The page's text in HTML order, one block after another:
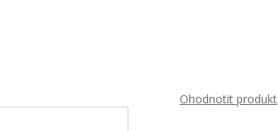
Ohodnotit produkt